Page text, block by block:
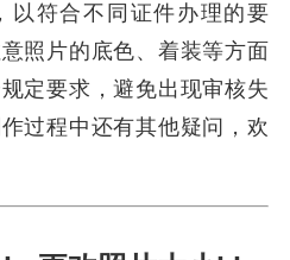
以符合不同证件办理的要
照片的底色、着装等方面
定要求，避免出现审核失
过程中还有其他疑问，欢